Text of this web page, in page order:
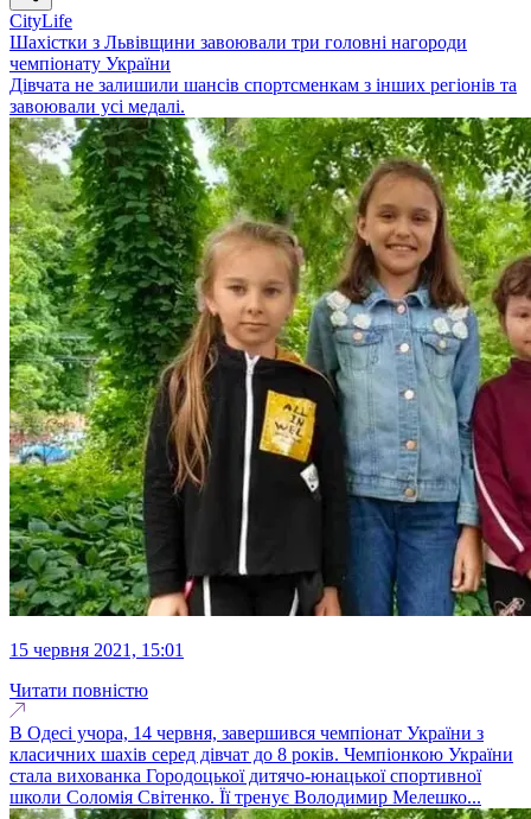
CityLife
Шахістки з Львівщини завоювали три головні нагороди
чемпіонату України
Дівчата не залишили шансів спортсменкам з інших регіонів та
завоювали усі медалі.
15 червня 2021, 15:01
Читати повністю
В Одесі учора, 14 червня, завершився чемпіонат України з
класичних шахів серед дівчат до 8 років. Чемпіонкою України
стала вихованка Городоцької дитячо-юнацької спортивної
школи Соломія Світенко. Її тренує Володимир Мелешко...